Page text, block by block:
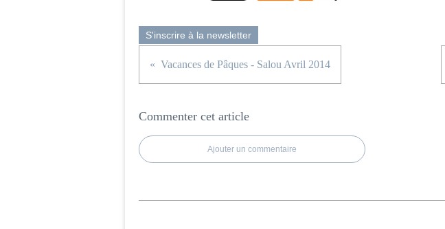
S'inscrire à la newsletter
Vacances de Pâques - Salou Avril 2014
Commenter cet article
Ajouter un commentaire